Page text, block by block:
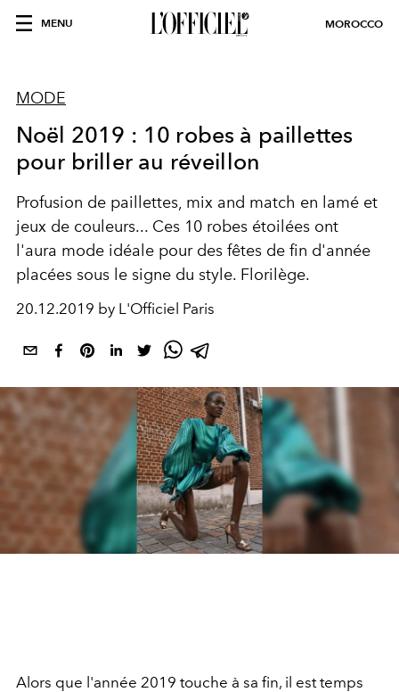
MENU MOROCCO
MODE
Noël 2019 : 10 robes à paillettes
pour briller au réveillon
Profusion de paillettes, mix and match en lamé et
jeux de couleurs... Ces 10 robes étoilées ont
l'aura mode idéale pour des fêtes de fin d'année
placées sous le signe du style. Florilège.
20.12.2019 by L'Officiel Paris
Alors que l'année 2019 touche à sa fin, il est temps